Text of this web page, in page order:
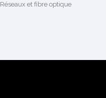
Réseaux et fibre optique